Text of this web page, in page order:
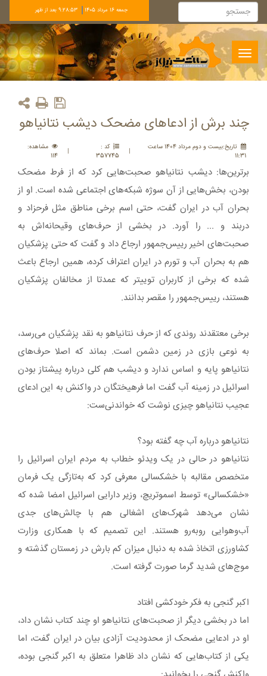
جمعه 16 مرداد 1405 9:28:54 بعد از ظهر
Toggle
navigation
چند برش از ادعاهای مضحک دیشب نتانیاهو
تاريخ:بيست و دوم مرداد 1404 ساعت
11:31
|
کد :
357745
|
مشاهده:
114
برترین‌ها: دیشب نتانیاهو صحبت‌هایی کرد که از فرط مضحک
بودن، بخش‌هایی از آن سوژه شبکه‌های اجتماعی شده است. او از
بحران آب در ایران گفت، حتی اسم برخی مناطق مثل فرحزاد و
دربند و ... را آورد. در بخشی از حرف‌های وقیحانه‌اش به
صحبت‌های اخیر رییس‌جمهور ارجاع داد و گفت که حتی پزشکیان
هم به بحران آب و تورم در ایران اعتراف کرده، همین ارجاع باعث
شده که برخی از کاربران توییتر که عمدتا از مخالفان پزشکیان
هستند، رییس‌جمهور را مقصر بدانند.
برخی معتقدند روندی که از حرف نتانیاهو به نقد پزشکیان می‌رسد،
به نوعی بازی در زمین دشمن است. بماند که اصلا حرف‌های
نتانیاهو پایه و اساس ندارد و دیشب هم کلی درباره پیشتاز بودن
اسرائیل در زمینه آب گفت اما فرهیختگان در واکنش به این ادعای
عجیب نتانیاهو چیزی نوشت که خواندنی‌ست:
نتانیاهو درباره آب چه گفته بود؟
نتانیاهو در حالی در یک ویدئو خطاب به مردم ایران اسرائیل را
متخصص مقالبه با خشکسالی معرفی کرد که به‌تازگی یک فرمان
«خشکسالی» توسط اسموتریچ، وزیر دارایی اسرائیل امضا شده که
نشان می‌دهد شهرک‌های اشغالی هم با چالش‌های جدی
آب‌وهوایی روبه‌رو هستند. این تصمیم که با همکاری وزارت
کشاورزی اتخاذ شده به دنبال میزان کم ‌بارش در زمستان گذشته و
موج‌های شدید گرما صورت گرفته است.
اکبر گنجی به فکر خودکشی افتاد
اما در بخشی دیگر از صحبت‌های نتانیاهو او چند کتاب نشان داد،
او در ادعایی مضحک از محدودیت آزادی بیان در ایران گفت، اما
یکی از کتاب‌هایی که نشان داد ظاهرا متعلق به اکبر گنجی بوده،